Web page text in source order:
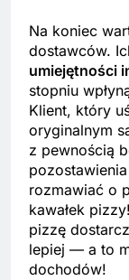
Na koniec
dostawców.
umiejętności
stopniu
Klient, który
oryginalnym
z pewnością
rozmawiać o
kawałek
pizzę
lepiej — a to
dochodów!